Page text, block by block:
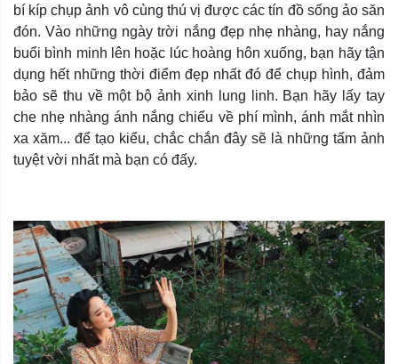
bí kíp chụp ảnh vô cùng thú vị được các tín đồ sống ảo săn
đón. Vào những ngày trời nắng đẹp nhẹ nhàng, hay nắng
buổi bình minh lên hoặc lúc hoàng hôn xuống, bạn hãy tận
dụng hết những thời điểm đẹp nhất đó để chụp hình, đảm
bảo sẽ thu về một bộ ảnh xinh lung linh. Bạn hãy lấy tay
che nhẹ nhàng ánh nắng chiếu về phí mình, ánh mắt nhìn
xa xăm... để tạo kiểu, chắc chắn đây sẽ là những tấm ảnh
tuyệt vời nhất mà bạn có đấy.